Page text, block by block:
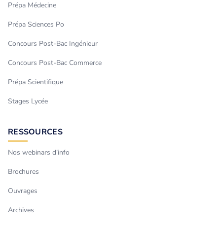
Prépa Médecine
Prépa Sciences Po
Concours Post-Bac Ingénieur
Concours Post-Bac Commerce
Prépa Scientifique
Stages Lycée
RESSOURCES
Nos webinars d’info
Brochures
Ouvrages
Archives